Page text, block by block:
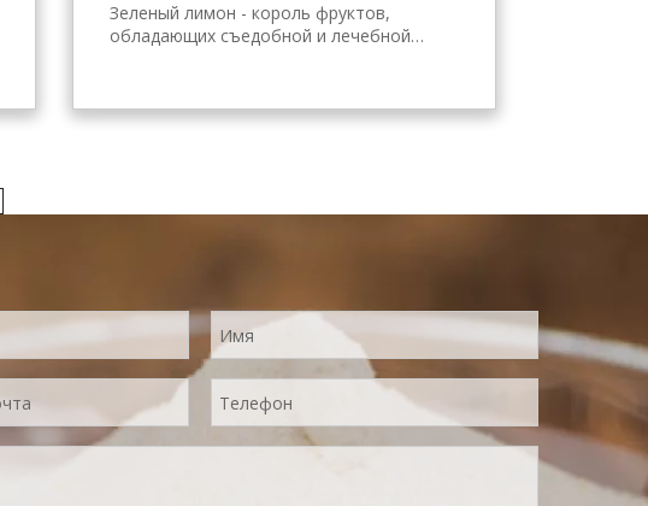
Зеленый лимон - король фруктов,
обладающих съедобной и лечебной
Хайнань, полученного с помощью самой
передовой в мире технологии
Мгновенно растворяется, удобен в